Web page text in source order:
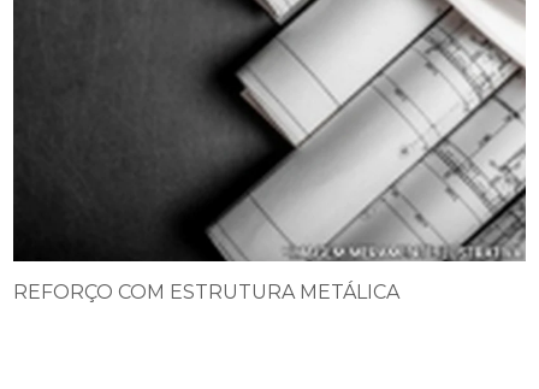
REFORÇO COM ESTRUTURA METÁLICA